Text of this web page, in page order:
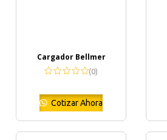
Cargador Bellmer
(0)
Cotizar Ahora